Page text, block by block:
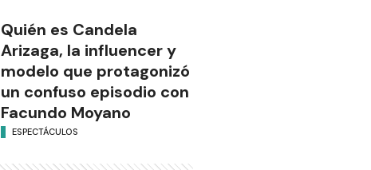
Quién es Candela
Arizaga, la influencer y
modelo que protagonizó
un confuso episodio con
Facundo Moyano
ESPECTÁCULOS